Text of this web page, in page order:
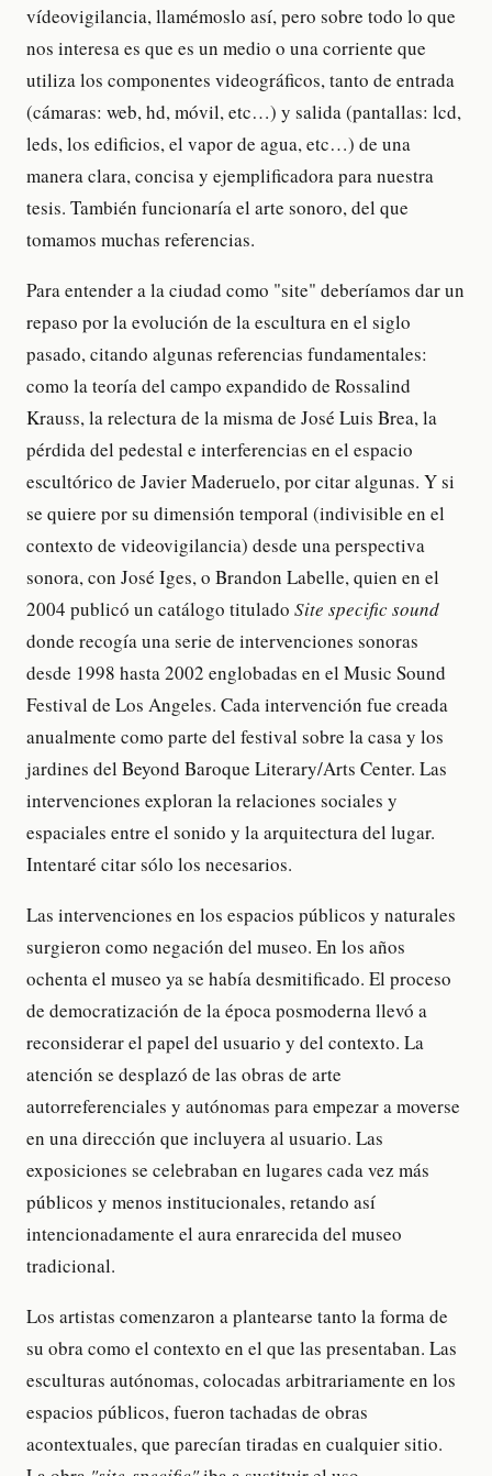
vídeovigilancia, llamémoslo así, pero sobre todo lo que
nos interesa es que es un medio o una corriente que
utiliza los componentes videográficos, tanto de entrada
(cámaras: web, hd, móvil, etc…) y salida (pantallas: lcd,
leds, los edificios, el vapor de agua, etc…) de una
manera clara, concisa y ejemplificadora para nuestra
tesis. También funcionaría el arte sonoro, del que
tomamos muchas referencias.
Para entender a la ciudad como "site" deberíamos dar un
repaso por la evolución de la escultura en el siglo
pasado, citando algunas referencias fundamentales:
como la teoría del campo expandido de Rossalind
Krauss, la relectura de la misma de José Luis Brea, la
pérdida del pedestal e interferencias en el espacio
escultórico de Javier Maderuelo, por citar algunas. Y si
se quiere por su dimensión temporal (indivisible en el
contexto de videovigilancia) desde una perspectiva
sonora, con José Iges, o Brandon Labelle, quien en el
2004 publicó un catálogo titulado Site specific sound
donde recogía una serie de intervenciones sonoras
desde 1998 hasta 2002 englobadas en el Music Sound
Festival de Los Angeles. Cada intervención fue creada
anualmente como parte del festival sobre la casa y los
jardines del Beyond Baroque Literary/Arts Center. Las
intervenciones exploran la relaciones sociales y
espaciales entre el sonido y la arquitectura del lugar.
Intentaré citar sólo los necesarios.
Las intervenciones en los espacios públicos y naturales
surgieron como negación del museo. En los años
ochenta el museo ya se había desmitificado. El proceso
de democratización de la época posmoderna llevó a
reconsiderar el papel del usuario y del contexto. La
atención se desplazó de las obras de arte
autorreferenciales y autónomas para empezar a moverse
en una dirección que incluyera al usuario. Las
exposiciones se celebraban en lugares cada vez más
públicos y menos institucionales, retando así
intencionadamente el aura enrarecida del museo
tradicional.
Los artistas comenzaron a plantearse tanto la forma de
su obra como el contexto en el que las presentaban. Las
esculturas autónomas, colocadas arbitrariamente en los
espacios públicos, fueron tachadas de obras
acontextuales, que parecían tiradas en cualquier sitio.